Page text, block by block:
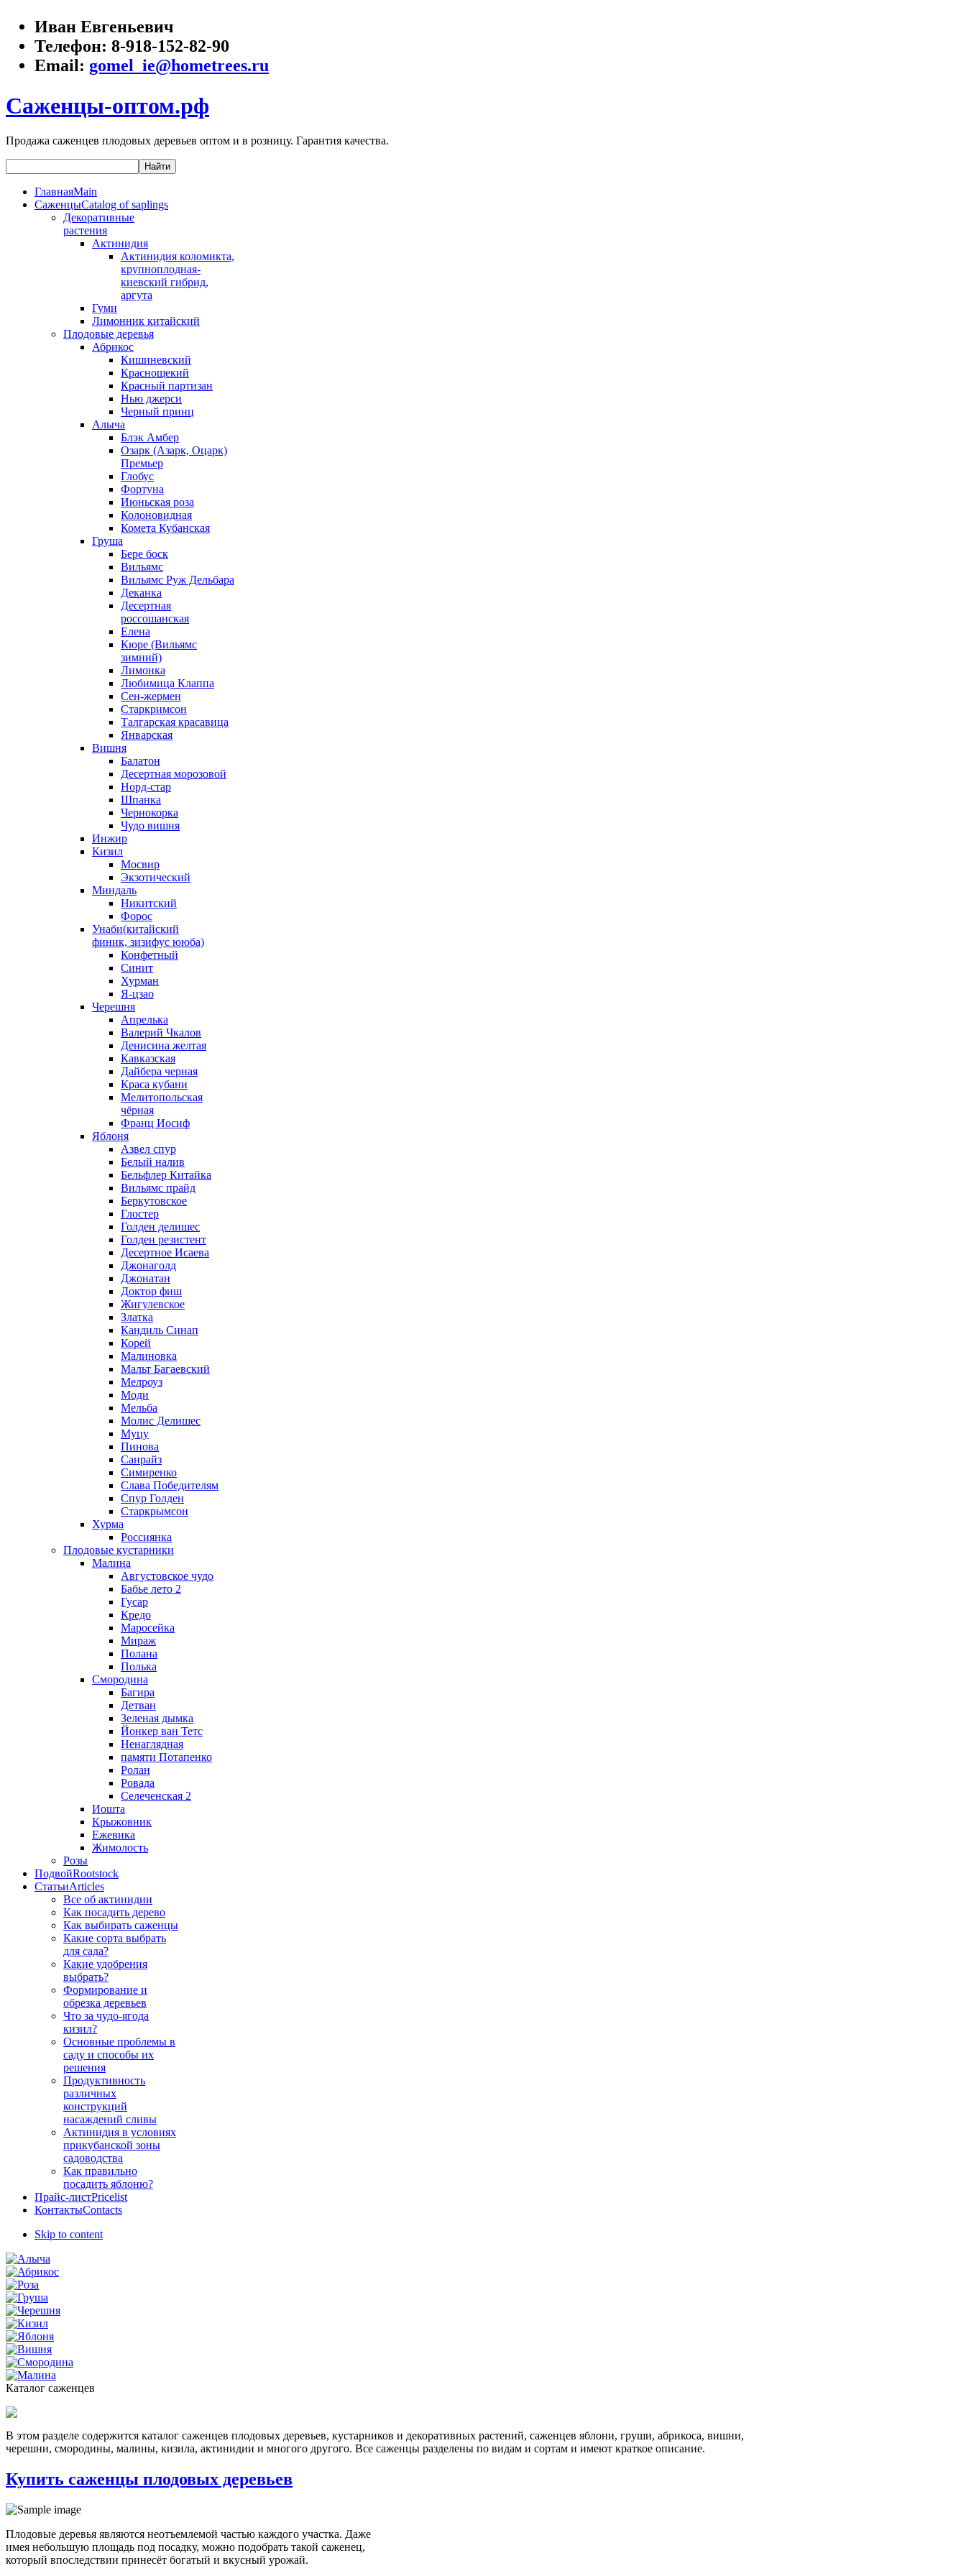
Иван Евгеньевич
Телефон: 8-918-152-82-90
Email: gomel_ie@hometrees.ru
Саженцы-оптом.рф
Продажа саженцев плодовых деревьев оптом и в розницу. Гарантия качества.
ГлавнаяMain
СаженцыCatalog of saplings
Декоративные
растения
Актинидия
Актинидия коломикта,
крупноплодная-
киевский гибрид,
аргута
Гуми
Лимонник китайский
Плодовые деревья
Абрикос
Кишиневский
Краснощекий
Красный партизан
Нью джерси
Черный принц
Алыча
Блэк Амбер
Озарк (Азарк, Оцарк)
Премьер
Глобус
Фортуна
Июньская роза
Колоновидная
Комета Кубанская
Груша
Бере боск
Вильямс
Вильямс Руж Дельбара
Деканка
Десертная
россошанская
Елена
Кюре (Вильямс
зимний)
Лимонка
Любимица Клаппа
Сен-жермен
Старкримсон
Талгарская красавица
Январская
Вишня
Балатон
Десертная морозовой
Норд-стар
Шпанка
Чернокорка
Чудо вишня
Инжир
Кизил
Мосвир
Экзотический
Миндаль
Никитский
Форос
Унаби(китайский
финик, зизифус ююба)
Конфетный
Синит
Хурман
Я-цзао
Черешня
Апрелька
Валерий Чкалов
Денисина желтая
Кавказская
Дайбера черная
Краса кубани
Мелитопольская
чёрная
Франц Иосиф
Яблоня
Азвел спур
Белый налив
Бельфлер Китайка
Вильямс прайд
Беркутовское
Глостер
Голден делишес
Голден резистент
Десертное Исаева
Джонаголд
Джонатан
Доктор фиш
Жигулевское
Златка
Кандиль Синап
Корей
Малиновка
Мальт Багаевский
Мелроуз
Моди
Мельба
Молис Делишес
Муцу
Пинова
Санрайз
Симиренко
Слава Победителям
Спур Голден
Старкрымсон
Хурма
Россиянка
Плодовые кустарники
Малина
Августовское чудо
Бабье лето 2
Гусар
Кредо
Маросейка
Мираж
Полана
Полька
Смородина
Багира
Детван
Зеленая дымка
Йонкер ван Тетс
Ненаглядная
памяти Потапенко
Ролан
Ровада
Селеченская 2
Иошта
Крыжовник
Ежевика
Жимолость
Розы
ПодвойRootstock
СтатьиArticles
Все об актинидии
Как посадить дерево
Как выбирать саженцы
Какие сорта выбрать
для сада?
Какие удобрения
выбрать?
Формирование и
обрезка деревьев
Что за чудо-ягода
кизил?
Основные проблемы в
саду и способы их
решения
Продуктивность
различных
конструкций
насаждений сливы
Актинидия в условиях
прикубанской зоны
садоводства
Как правильно
посадить яблоню?
Прайс-листPricelist
КонтактыContacts
Skip to content
Каталог саженцев
В этом разделе содержится каталог саженцев плодовых деревьев, кустарников и декоративных растений, саженцев яблони, груши, абрикоса, вишни,
черешни, смородины, малины, кизила, актинидии и многого другого. Все саженцы разделены по видам и сортам и имеют краткое описание.
Купить саженцы плодовых деревьев
Плодовые деревья являются неотъемлемой частью каждого участка. Даже
имея небольшую площадь под посадку, можно подобрать такой саженец,
который впоследствии принесёт богатый и вкусный урожай.